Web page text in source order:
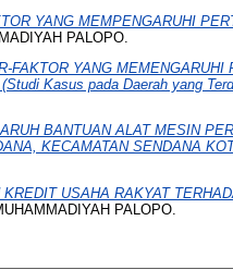
YANG MEMPENGARUHI
PALOPO.
FAKTOR YANG
Kasus pada Daerah yang
BANTUAN ALAT MESIN
KECAMATAN SENDANA
USAHA RAKYAT
PALOPO.